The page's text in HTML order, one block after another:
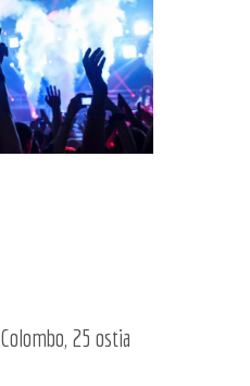
25 ostia